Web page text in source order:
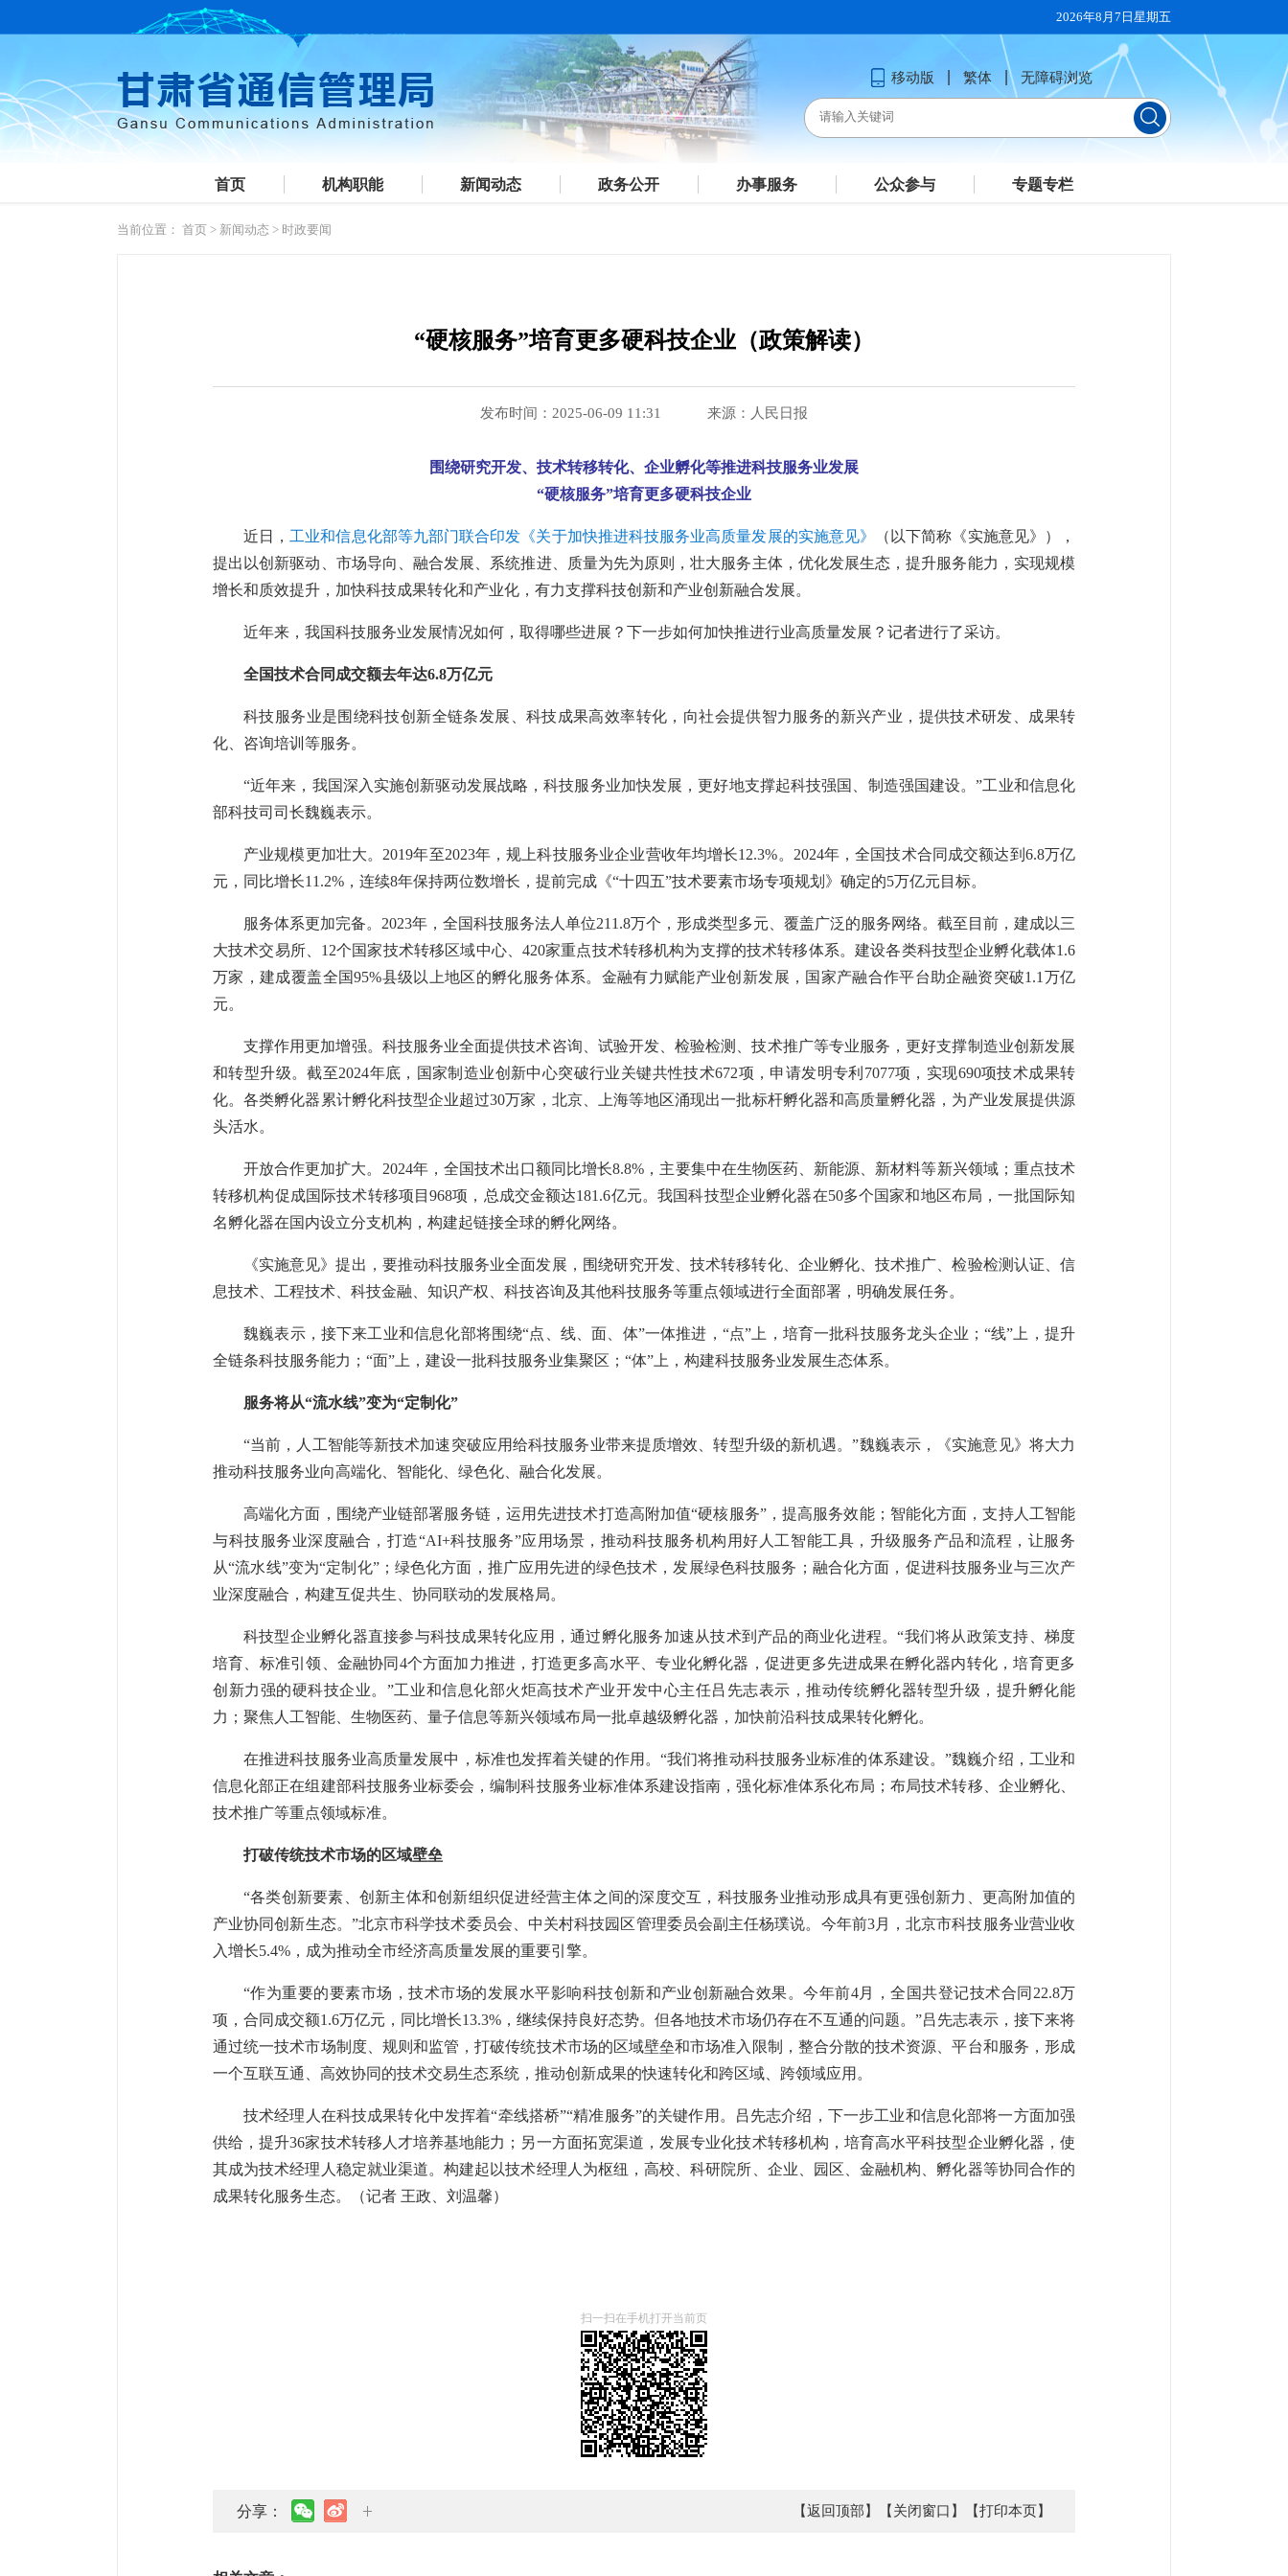
2026年8月7日星期五
移动版 繁体 无障碍浏览
首页 机构职能 新闻动态 政务公开 办事服务 公众参与 专题专栏
当前位置： 首页 > 新闻动态 > 时政要闻
“硬核服务”培育更多硬科技企业（政策解读）
发布时间：2025-06-09 11:31 来源：人民日报
围绕研究开发、技术转移转化、企业孵化等推进科技服务业发展
“硬核服务”培育更多硬科技企业
近日， 工业和信息化部等九部门联合印发《关于加快推进科技服务业高质量发展的实施意见》
（以下简称《实施意见》），
提出以创新驱动、市场导向、融合发展、系统推进、质量为先为原则，壮大服务主体，优化发展生态，提升服务能力，实现规模
增长和质效提升，加快科技成果转化和产业化，有力支撑科技创新和产业创新融合发展。
近年来，我国科技服务业发展情况如何，取得哪些进展？下一步如何加快推进行业高质量发展？记者进行了采访。
全国技术合同成交额去年达6.8万亿元
科技服务业是围绕科技创新全链条发展、科技成果高效率转化，向社会提供智力服务的新兴产业，提供技术研发、成果转
化、咨询培训等服务。
“近年来，我国深入实施创新驱动发展战略，科技服务业加快发展，更好地支撑起科技强国、制造强国建设。”工业和信息化
部科技司司长魏巍表示。
产业规模更加壮大。2019年至2023年，规上科技服务业企业营收年均增长12.3%。2024年，全国技术合同成交额达到6.8万亿
元，同比增长11.2%，连续8年保持两位数增长，提前完成《“十四五”技术要素市场专项规划》确定的5万亿元目标。
服务体系更加完备。2023年，全国科技服务法人单位211.8万个，形成类型多元、覆盖广泛的服务网络。截至目前，建成以三
大技术交易所、12个国家技术转移区域中心、420家重点技术转移机构为支撑的技术转移体系。建设各类科技型企业孵化载体1.6
万家，建成覆盖全国95%县级以上地区的孵化服务体系。金融有力赋能产业创新发展，国家产融合作平台助企融资突破1.1万亿
元。
支撑作用更加增强。科技服务业全面提供技术咨询、试验开发、检验检测、技术推广等专业服务，更好支撑制造业创新发展
和转型升级。截至2024年底，国家制造业创新中心突破行业关键共性技术672项，申请发明专利7077项，实现690项技术成果转
化。各类孵化器累计孵化科技型企业超过30万家，北京、上海等地区涌现出一批标杆孵化器和高质量孵化器，为产业发展提供源
头活水。
开放合作更加扩大。2024年，全国技术出口额同比增长8.8%，主要集中在生物医药、新能源、新材料等新兴领域；重点技术
转移机构促成国际技术转移项目968项，总成交金额达181.6亿元。我国科技型企业孵化器在50多个国家和地区布局，一批国际知
名孵化器在国内设立分支机构，构建起链接全球的孵化网络。
《实施意见》提出，要推动科技服务业全面发展，围绕研究开发、技术转移转化、企业孵化、技术推广、检验检测认证、信
息技术、工程技术、科技金融、知识产权、科技咨询及其他科技服务等重点领域进行全面部署，明确发展任务。
魏巍表示，接下来工业和信息化部将围绕“点、线、面、体”一体推进，“点”上，培育一批科技服务龙头企业；“线”上，提升
全链条科技服务能力；“面”上，建设一批科技服务业集聚区；“体”上，构建科技服务业发展生态体系。
服务将从“流水线”变为“定制化”
“当前，人工智能等新技术加速突破应用给科技服务业带来提质增效、转型升级的新机遇。”魏巍表示，《实施意见》将大力
推动科技服务业向高端化、智能化、绿色化、融合化发展。
高端化方面，围绕产业链部署服务链，运用先进技术打造高附加值“硬核服务”，提高服务效能；智能化方面，支持人工智能
与科技服务业深度融合，打造“AI+科技服务”应用场景，推动科技服务机构用好人工智能工具，升级服务产品和流程，让服务
从“流水线”变为“定制化”；绿色化方面，推广应用先进的绿色技术，发展绿色科技服务；融合化方面，促进科技服务业与三次产
业深度融合，构建互促共生、协同联动的发展格局。
科技型企业孵化器直接参与科技成果转化应用，通过孵化服务加速从技术到产品的商业化进程。“我们将从政策支持、梯度
培育、标准引领、金融协同4个方面加力推进，打造更多高水平、专业化孵化器，促进更多先进成果在孵化器内转化，培育更多
创新力强的硬科技企业。”工业和信息化部火炬高技术产业开发中心主任吕先志表示，推动传统孵化器转型升级，提升孵化能
力；聚焦人工智能、生物医药、量子信息等新兴领域布局一批卓越级孵化器，加快前沿科技成果转化孵化。
在推进科技服务业高质量发展中，标准也发挥着关键的作用。“我们将推动科技服务业标准的体系建设。”魏巍介绍，工业和
信息化部正在组建部科技服务业标委会，编制科技服务业标准体系建设指南，强化标准体系化布局；布局技术转移、企业孵化、
技术推广等重点领域标准。
打破传统技术市场的区域壁垒
“各类创新要素、创新主体和创新组织促进经营主体之间的深度交互，科技服务业推动形成具有更强创新力、更高附加值的
产业协同创新生态。”北京市科学技术委员会、中关村科技园区管理委员会副主任杨璞说。今年前3月，北京市科技服务业营业收
入增长5.4%，成为推动全市经济高质量发展的重要引擎。
“作为重要的要素市场，技术市场的发展水平影响科技创新和产业创新融合效果。今年前4月，全国共登记技术合同22.8万
项，合同成交额1.6万亿元，同比增长13.3%，继续保持良好态势。但各地技术市场仍存在不互通的问题。”吕先志表示，接下来将
通过统一技术市场制度、规则和监管，打破传统技术市场的区域壁垒和市场准入限制，整合分散的技术资源、平台和服务，形成
一个互联互通、高效协同的技术交易生态系统，推动创新成果的快速转化和跨区域、跨领域应用。
技术经理人在科技成果转化中发挥着“牵线搭桥”“精准服务”的关键作用。吕先志介绍，下一步工业和信息化部将一方面加强
供给，提升36家技术转移人才培养基地能力；另一方面拓宽渠道，发展专业化技术转移机构，培育高水平科技型企业孵化器，使
其成为技术经理人稳定就业渠道。构建起以技术经理人为枢纽，高校、科研院所、企业、园区、金融机构、孵化器等协同合作的
成果转化服务生态。（记者 王政、刘温馨）
扫一扫在手机打开当前页
分享： 【返回顶部】 【关闭窗口】 【打印本页】